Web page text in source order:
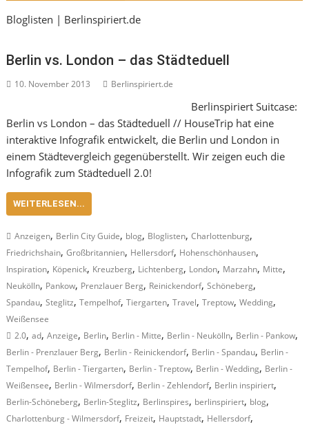
Bloglisten | Berlinspiriert.de
Berlin vs. London – das Städteduell
10. November 2013 Berlinspiriert.de
Berlinspiriert Suitcase:
Berlin vs London – das Städteduell // HouseTrip hat eine
interaktive Infografik entwickelt, die Berlin und London in
einem Städtevergleich gegenüberstellt. Wir zeigen euch die
Infografik zum Städteduell 2.0!
WEITERLESEN...
Anzeigen, Berlin City Guide, blog, Bloglisten,Charlottenburg,
Friedrichshain,Großbritannien, Hellersdorf, Hohenschönhausen,
Inspiration, Köpenick, Kreuzberg, Lichtenberg, London, Marzahn, Mitte,
Neukölln, Pankow, Prenzlauer Berg, Reinickendorf,Schöneberg,
Spandau,Steglitz,Tempelhof,Tiergarten,Travel,Treptow,Wedding,
Weißensee
2.0,ad,Anzeige, Berlin, Berlin - Mitte, Berlin - Neukölln, Berlin - Pankow,
Berlin - Prenzlauer Berg, Berlin - Reinickendorf, Berlin - Spandau, Berlin -
Tempelhof, Berlin - Tiergarten, Berlin - Treptow, Berlin - Wedding, Berlin -
Weißensee, Berlin - Wilmersdorf, Berlin - Zehlendorf, Berlin inspiriert,
Berlin-Schöneberg, Berlin-Steglitz, Berlinspires, berlinspiriert, blog,
Charlottenburg - Wilmersdorf, Freizeit, Hauptstadt, Hellersdorf,